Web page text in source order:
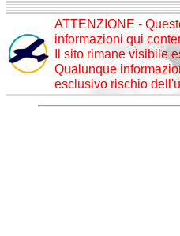
ATTENZIONE -
informazioni qui
Il sito rimane visibile
Qualunque
esclusivo rischio